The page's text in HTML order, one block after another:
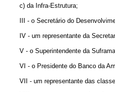
c) da Infra-Estrutura;
III - o Secretário do
IV - um representante da
V - o Superintendente da
VI - o Presidente do Banco da
VII - um representante das